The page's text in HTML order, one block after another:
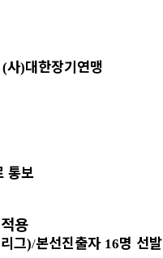
(사)대한장기연맹
통보
용
그)/본선진출자 16명 선발